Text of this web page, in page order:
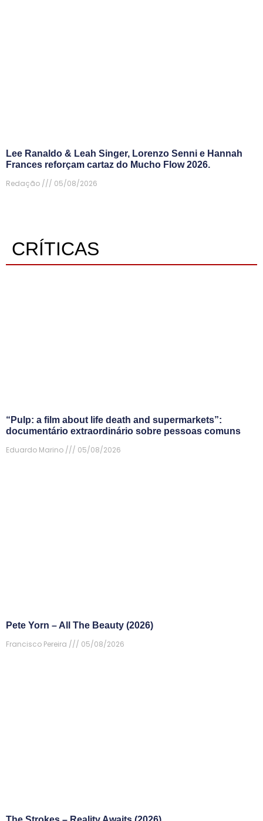
Lee Ranaldo & Leah Singer, Lorenzo Senni e Hannah
Frances reforçam cartaz do Mucho Flow 2026.
Redação
05/08/2026
CRÍTICAS
“Pulp: a film about life death and supermarkets”:
documentário extraordinário sobre pessoas comuns
Eduardo Marino
05/08/2026
Pete Yorn – All The Beauty (2026)
Francisco Pereira
05/08/2026